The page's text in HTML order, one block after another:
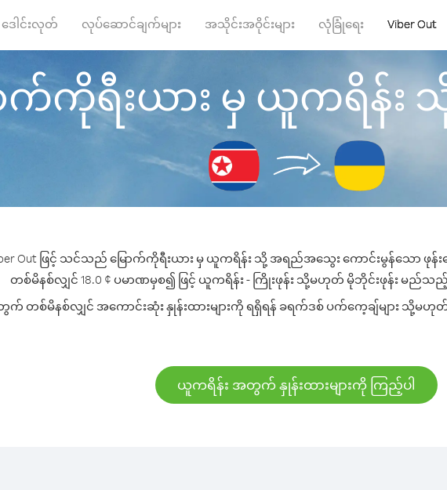
ဒေါင်းလုတ် လုပ်ဆောင်ချက်များ အသိုင်းအဝိုင်းများ လုံခြုံရေး Viber Out
က်ကိုရီးယား မှ ယူကရိန်း
Out ဖြင့် သင်သည် မြောက်ကိုရီးယား မှ ယူကရိန်း သို့ အရည်အသွေး ကောင်းမွန်သော ဖုန်
တစ်မိနစ်လျှင် 18.0 ¢ ပမာဏမှစ၍ ဖြင့် ယူကရိန်း - ကြိုးဖုန်း သို့မဟုတ် မိုဘိုင်းဖုန်း မည်သ
တစ်မိနစ်လျှင် အကောင်းဆုံး နှုန်းထားများကို ရရှိရန် ခရက်ဒစ် ပက်ကေ့ချ်များ သို့မ
ယူကရိန်း အတွက် နှုန်းထားများကို ကြည့်ပါ